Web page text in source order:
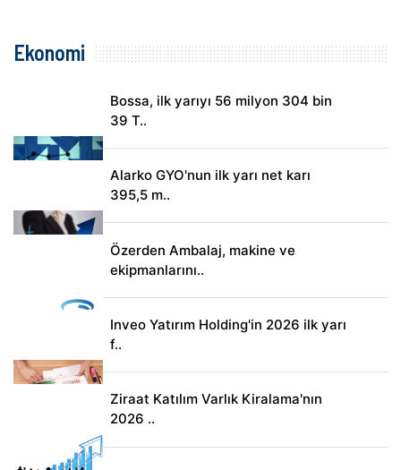
Ekonomi
Bossa, ilk yarıyı 56 milyon 304 bin
39 T..
Alarko GYO'nun ilk yarı net karı
395,5 m..
Özerden Ambalaj, makine ve
ekipmanlarını..
Inveo Yatırım Holding'in 2026 ilk yarı
f..
Ziraat Katılım Varlık Kiralama'nın
2026 ..